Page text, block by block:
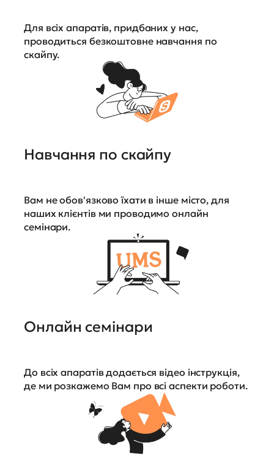
Для всіх апаратів, придбаних у нас,
проводиться безкоштовне навчання по
скайпу.
Навчання по скайпу
Вам не обов'язково їхати в інше місто, для
наших клієнтів ми проводимо онлайн
семінари.
Онлайн семінари
До всіх апаратів додається відео інструкція,
де ми розкажемо Вам про всі аспекти роботи.